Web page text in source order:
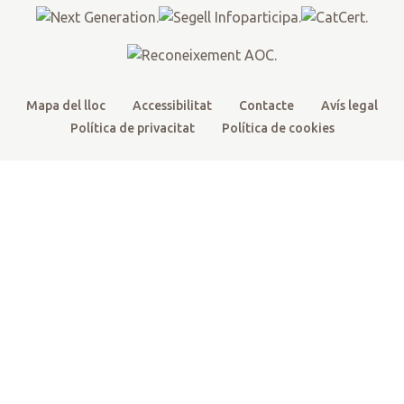
k
a
m
Mapa del lloc Accessibilitat Contacte
Avís legal
Política de privacitat
Política de cookies